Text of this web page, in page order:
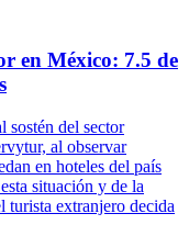
en México: 7.5 de
sostén del sector
al observar
en hoteles del país
situación y de la
turista extranjero decida